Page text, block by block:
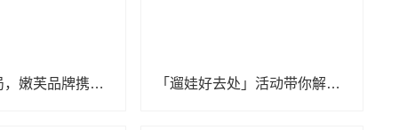
深化专业布局，嫩芙品牌携手多家高端月子会所探索母婴护肤新场景 「遛娃好去处」活动带你解锁热门新场景，发现遛娃新灵感！